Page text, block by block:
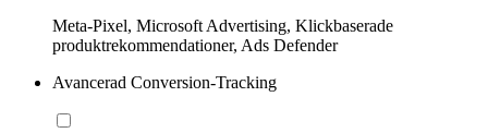
Meta-Pixel, Microsoft Advertising, Klickbaserade
produktrekommendationer, Ads Defender
Avancerad Conversion-Tracking